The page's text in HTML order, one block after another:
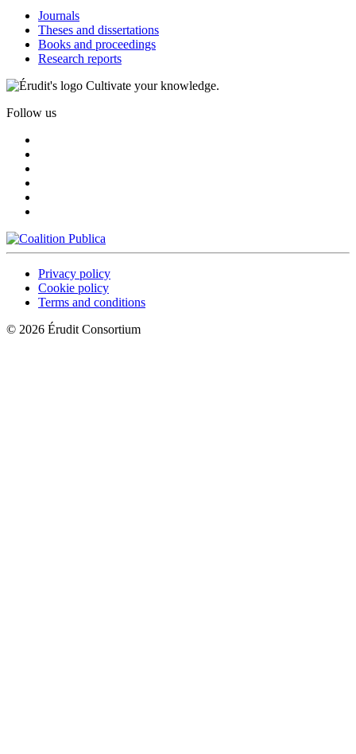
Journals
Theses and dissertations
Books and proceedings
Research reports
Cultivate your knowledge.
Follow us
Privacy policy
Cookie policy
Terms and conditions
© 2026 Érudit Consortium